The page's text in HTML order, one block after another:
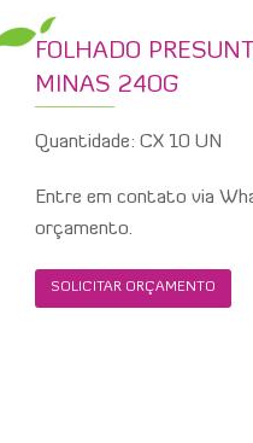
FOLHADO
MINAS 24OG
Quantidade: CX 10 UN
Entre em contato via
orçamento.
SOLICITAR ORÇAMENTO